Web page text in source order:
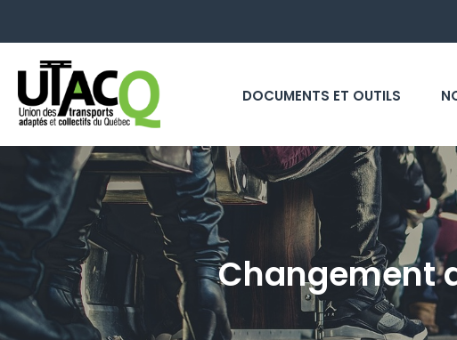
DOCUMENTS ET OUTILS
Changement